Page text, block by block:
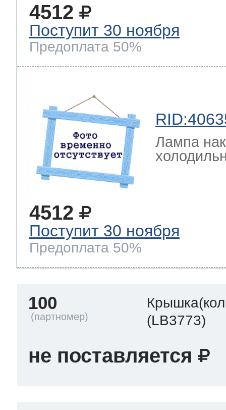
4512
Поступит 30 ноября
Предоплата 50%
Лампа
4512
Поступит 30 ноября
Предоплата 50%
100
(LB3773)
не поставляется